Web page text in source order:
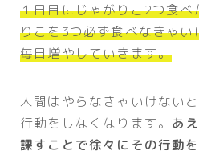
１日目にじゃがりこ2つ食
りこを3つ必ず食べなきゃ
毎日増やしていきます。
人間はやらなきゃいけない
行動をしなくなります。 あ
課すことで徐々にその行動